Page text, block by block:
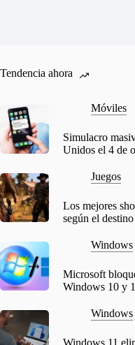
Tendencia ahora
Móviles
Simulacro
Unidos el 4 de
Juegos
Los mejores
según el destino
Windows
Microsoft
Windows 10 y
Windows